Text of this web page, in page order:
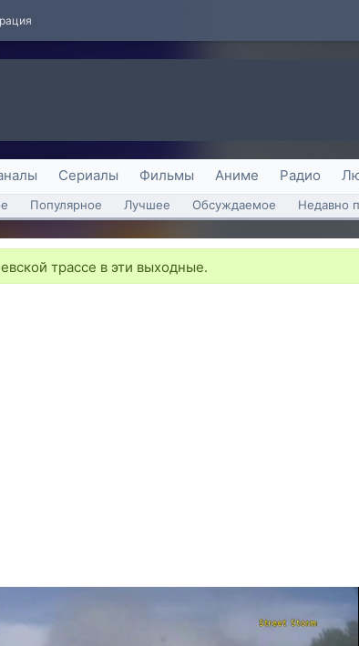
Сериалы Фильмы Аниме Радио
Популярное Лучшее Обсуждаемое Недавно
трассе в эти выходные.